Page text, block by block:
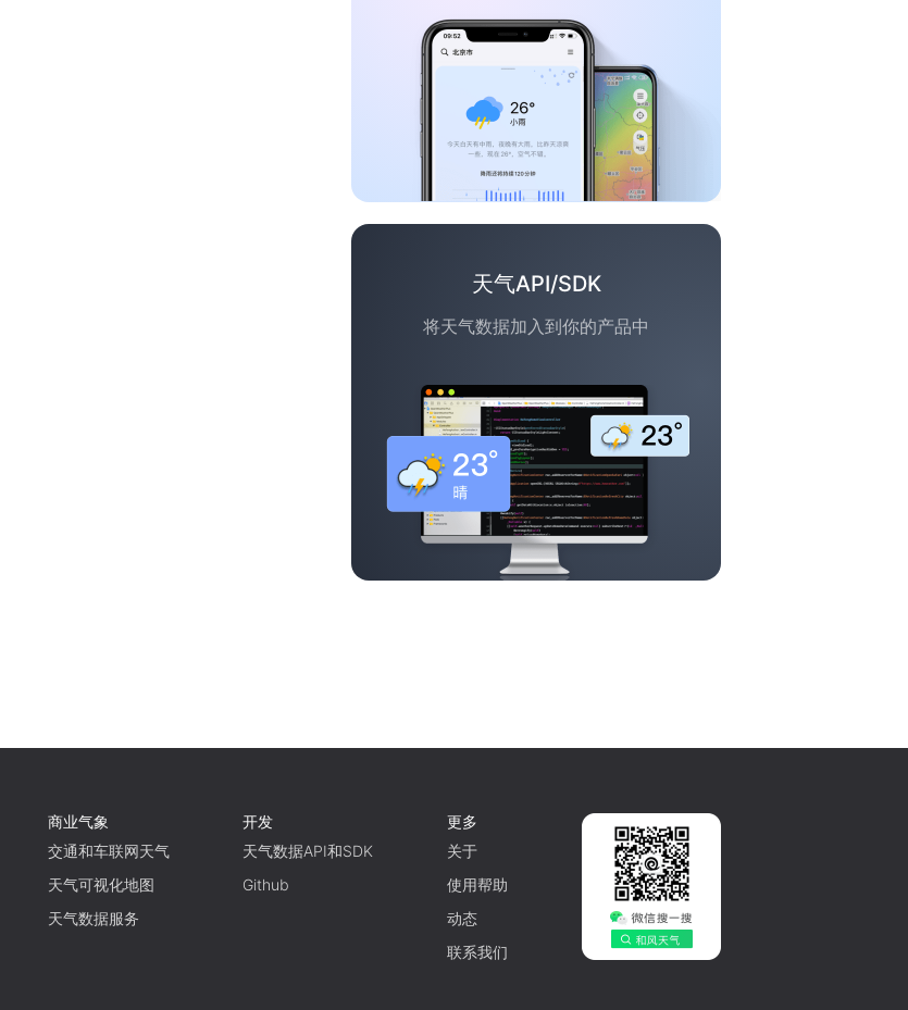
天气API/SDK
将天气数据加入到你的产品中
商业气象
交通和车联网天气
天气可视化地图
天气数据服务
开发
天气数据API和SDK
Github
更多
关于
使用帮助
动态
联系我们